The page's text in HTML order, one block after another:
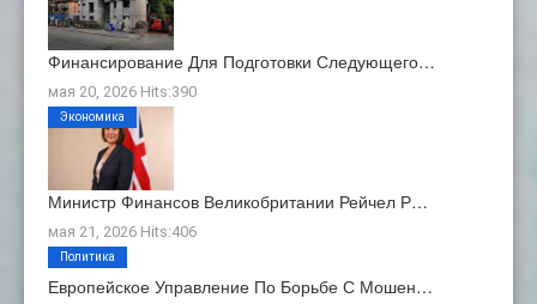
Финансирование Для Подготовки Следующего…
мая 20, 2026 Hits:390
Министр Финансов Великобритании Рейчел Р…
мая 21, 2026 Hits:406
Экономика
Европейское Управление По Борьбе С Мошен…
Политика